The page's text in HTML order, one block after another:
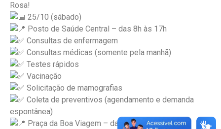
Rosa!
25/10 (sábado)
Posto de Saúde Central – das 8h às 17h
Consultas de enfermagem
Consultas médicas (somente pela manhã)
Testes rápidos
Vacinação
Solicitação de mamografias
Coleta de preventivos (agendamento e demanda
espontânea)
Praça da Boa Viagem – das 9h às 11h